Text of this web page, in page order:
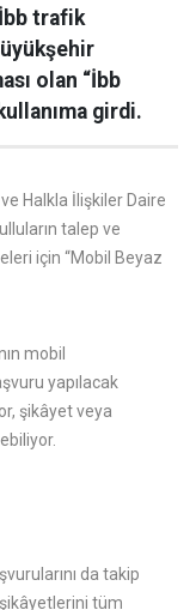
trafik
olan “İbb
girdi.
Halkla İlişkiler Daire
talep ve
için “Mobil Beyaz
mobil
yapılacak
şikâyet veya
da takip
tüm